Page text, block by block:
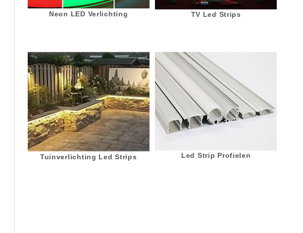
Neon LED Verlichting TV Led Strips
Tuinverlichting Led Strips Led Strip Profielen